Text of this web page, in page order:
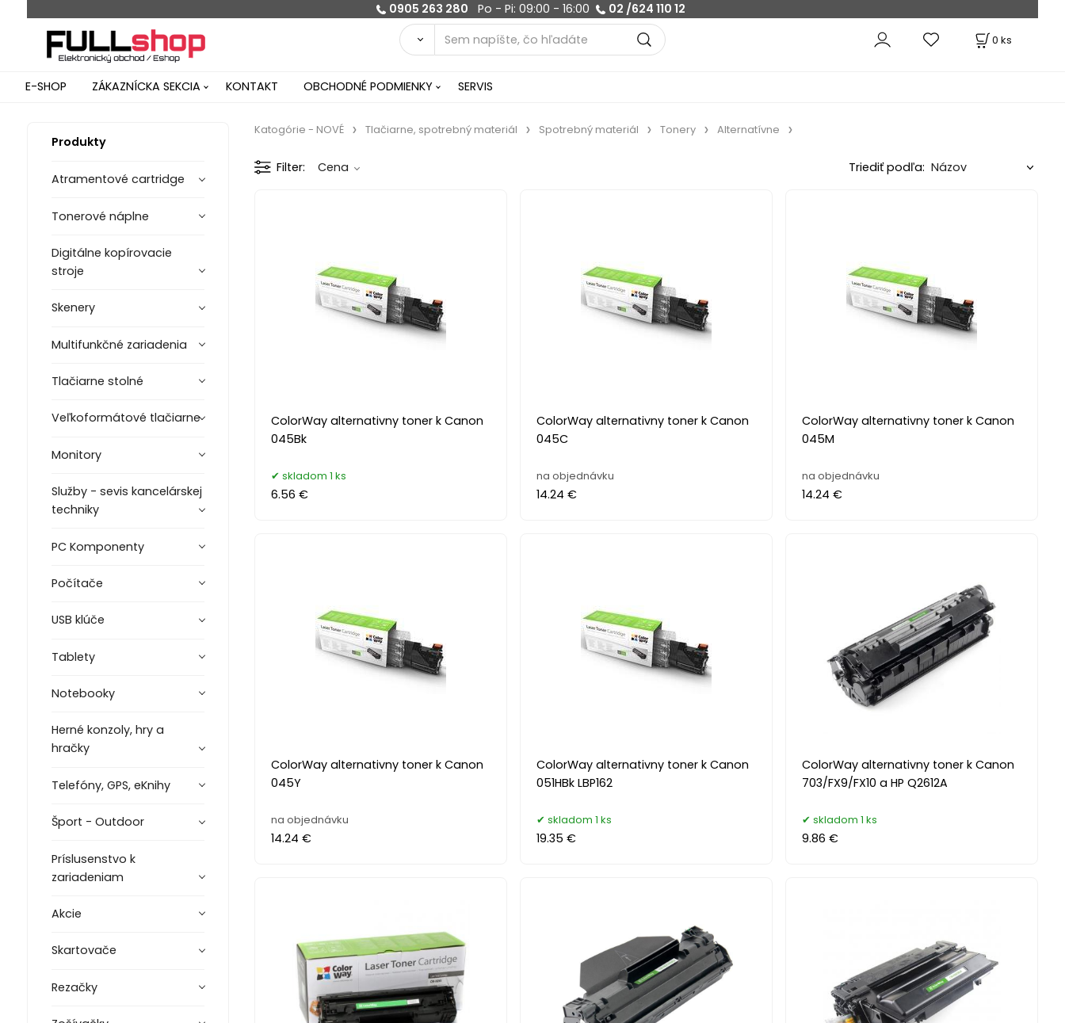
0905 263 280 Po - Pi: 09:00 - 16:00 02 /624 110 12
0 ks
E-SHOP ZÁKAZNÍCKA SEKCIA KONTAKT OBCHODNÉ PODMIENKY SERVIS
Produkty
Atramentové cartridge
Tonerové náplne
Digitálne kopírovacie
stroje
Skenery
Multifunkčné zariadenia
Tlačiarne stolné
Veľkoformátové tlačiarne
Monitory
Služby - sevis kancelárskej
techniky
PC Komponenty
Počítače
USB klúče
Tablety
Notebooky
Herné konzoly, hry a
hračky
Telefóny, GPS, eKnihy
Šport - Outdoor
Príslusenstvo k
zariadeniam
Akcie
Skartovače
Rezačky
Katogórie - NOVÉ Tlačiarne, spotrebný materiál Spotrebný materiál Tonery Alternatívne
Filter Cena Triediť podľa:
ColorWay alternativny toner k Canon
045Bk
skladom 1 ks
6.56 €
ColorWay alternativny toner k Canon
045C
na objednávku
14.24 €
ColorWay alternativny toner k Canon
045M
na objednávku
14.24 €
ColorWay alternativny toner k Canon
045Y
na objednávku
14.24 €
ColorWay alternativny toner k Canon
051HBk LBP162
skladom 1 ks
19.35 €
ColorWay alternativny toner k Canon
703/FX9/FX10 a HP Q2612A
skladom 1 ks
9.86 €